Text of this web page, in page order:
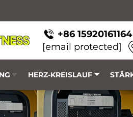
+86 15920161164
[email protected]
HERZ-KREISLAUF